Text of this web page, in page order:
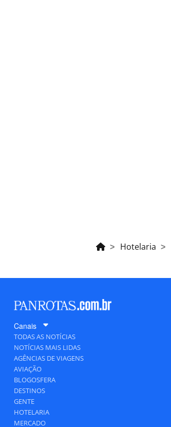
Hotelaria
Canais
TODAS AS NOTÍCIAS
NOTÍCIAS MAIS LIDAS
AGÊNCIAS DE VIAGENS
AVIAÇÃO
BLOGOSFERA
DESTINOS
GENTE
HOTELARIA
MERCADO